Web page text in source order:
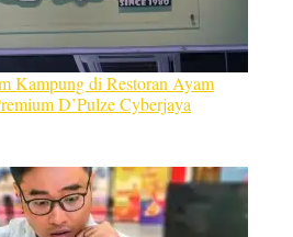
Kampung di Restoran Ayam
D’Pulze Cyberjaya